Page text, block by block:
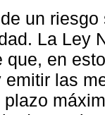
un
La Ley
que, en
las